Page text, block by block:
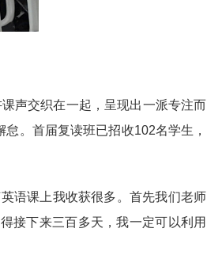
声交织在一起，呈现出一派专注而
。首届复读班已招收102名学生，
语课上我收获很多。首先我们老师
接下来三百多天，我一定可以利用